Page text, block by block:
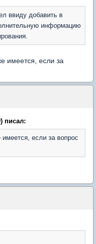
ввиду добавить в
информацию
имеется, если за
писал:
если за вопрос